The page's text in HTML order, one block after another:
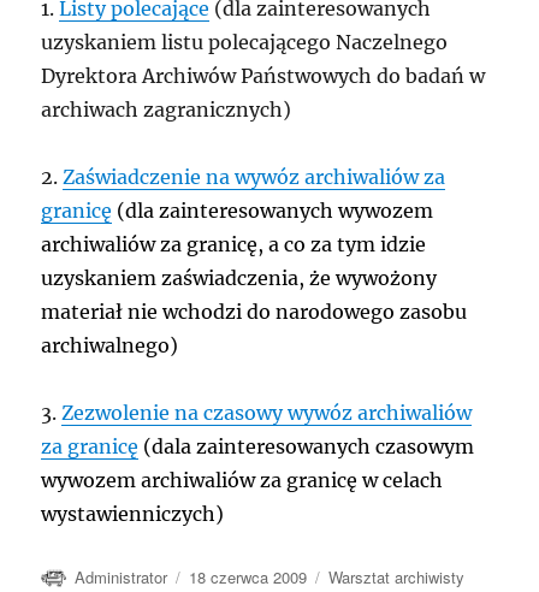
1.Listy polecające (dla zainteresowanych
uzyskaniem listu polecającego Naczelnego
Dyrektora Archiwów Państwowych do badań w
archiwach zagranicznych)
2.Zaświadczenie na wywóz archiwaliów za
granicę (dla zainteresowanych wywozem
archiwaliów za granicę, a co za tym idzie
uzyskaniem zaświadczenia, że wywożony
materiał nie wchodzi do narodowego zasobu
archiwalnego)
3.Zezwolenie na czasowy wywóz archiwaliów
za granicę (dala zainteresowanych czasowym
wywozem archiwaliów za granicę w celach
wystawienniczych)
Autor
Administrator
Data
18 czerwca 2009 Kategorie
Warsztat archiwisty